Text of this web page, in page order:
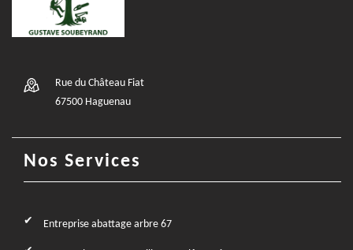
Rue du Château Fiat
67500 Haguenau
Nos Services
Entreprise abattage arbre 67